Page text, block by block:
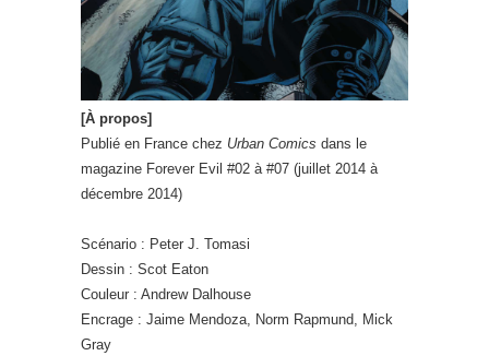
[À propos]
Publié en France chez Urban Comics dans le
magazine Forever Evil #02 à #07 (juillet 2014 à
décembre 2014)
Scénario : Peter J. Tomasi
Dessin : Scot Eaton
Couleur : Andrew Dalhouse
Encrage : Jaime Mendoza, Norm Rapmund, Mick
Gray